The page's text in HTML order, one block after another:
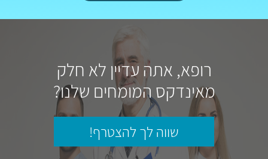
רופא, אתה עדיין לא חלק
מאינדקס המומחים שלנו?
שווה לך להצטרף!